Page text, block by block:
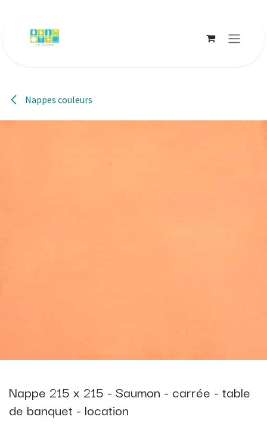
Nappes couleurs
Nappe 215 x 215 - Saumon - carrée - table
de banquet - location